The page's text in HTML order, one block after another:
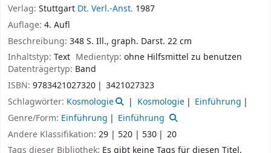
Verlag: Stuttgart Dt. Verl.-Anst. 1987
Auflage: 4. Aufl
Beschreibung: 348 S. Ill., graph. Darst. 22 cm
Inhaltstyp: Text Medientyp:ohne Hilfsmittel zu benutzen
Datenträgertyp: Band
ISBN: 9783421027320
3421027323
Schlagwörter: Kosmologie Kosmologie
Einführung
Genre/Form: Einführung
Einführung
Andere Klassifikation: 29 | 520 | 530
20